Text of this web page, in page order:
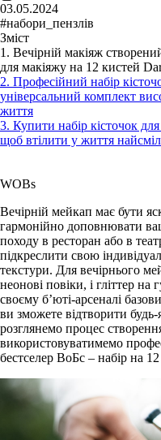
03.05.2024
#набори_пензлів
Зміст
1. Вечірній макіяж
для макіяжу на 12 кистей
2. Професійний набір
універсальний комплект
життя
3. Купити набір кісточок
щоб втілити у життя
WOBs
Вечірній мейкап має бути
гармонійно доповнювати
походу в ресторан або в
підкреслити свою
текстури. Для вечірнього
неонові повіки, і гліттер
своєму б’юті-арсеналі
ви зможете відтворити
розглянемо процес
використовуватимемо
бестселер ВоБс – набір на